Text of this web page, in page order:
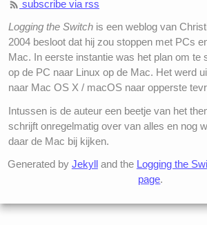
subscribe via rss
Logging the Switch is een weblog van
2004 besloot dat hij zou stoppen met PCs
Mac. In eerste instantie was het plan om te
op de PC naar Linux op de Mac. Het werd
naar Mac OS X / macOS naar opperste
Intussen is de auteur een beetje van het
schrijft onregelmatig over van alles en nog
daar de Mac bij kijken.
Generated by Jekylland the Logging the
page.